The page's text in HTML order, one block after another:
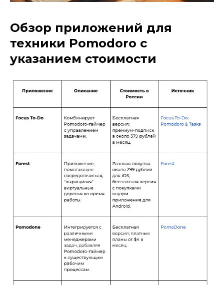
Обзор приложений для
техники Pomodoro с
указанием стоимости